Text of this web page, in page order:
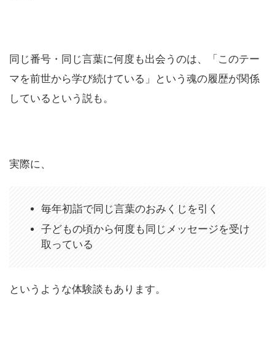
同じ番号・同じ言葉に何度も出会うのは、「このテー
マを前世から学び続けている」という魂の履歴が関係
しているという説も。
実際に、
毎年初詣で同じ言葉のおみくじを引く
子どもの頃から何度も同じメッセージを受け
取っている
というような体験談もあります。